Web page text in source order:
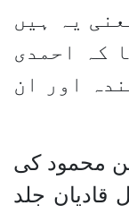
یہ ہیں
کہ احمدی
اور ان
محمود کی
قادیان جلد